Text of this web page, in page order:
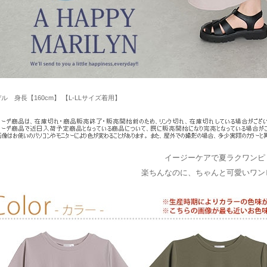
ル 身長【160cm】 【L-LLサイズ着用】
イージーケアで夏ラクワンピ
楽ちんなのに、ちゃんと可愛いワン